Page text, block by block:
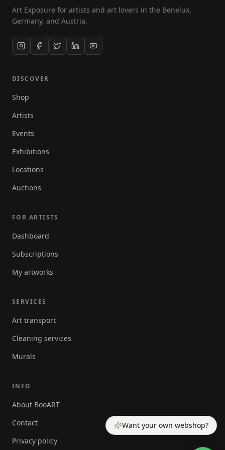
Want your own webshop?
Art Exposure for artists and art lovers in the Benelux,
Germany, and Austria.
DISCOVER
Shop
Artists
Events
Exhibitions
Locations
Auctions
FOR ARTISTS
Dashboard
Subscriptions
My artworks
SERVICES
Art transport
Cleaning services
Murals
INFO
About BooART
Contact
Privacy policy